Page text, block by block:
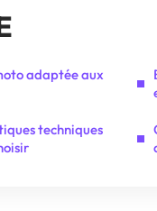
adaptée aux
techniques